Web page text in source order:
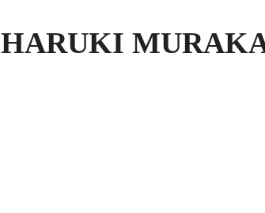
HARUKI